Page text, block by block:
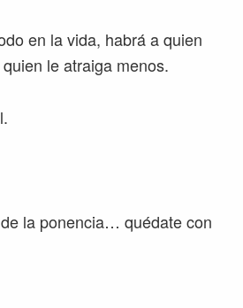
en la vida, habrá a quien
le atraiga menos.
la ponencia… quédate con